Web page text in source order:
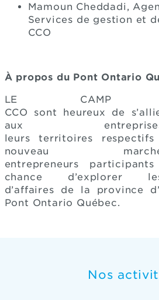
Mamoun Cheddadi,
Services de gestion et
CCO
À propos du Pont Ontario
LE
CCO sont heureux de
aux
leurs territoires
nouveau
entrepreneurs
chance d’explorer
d’affaires de la province
Pont Ontario Québec.
Nos